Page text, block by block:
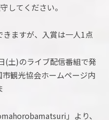
してください。
ますが、入賞は一人1点
(土)のライブ配信番組で発
観光協会ホームページ内
」より、